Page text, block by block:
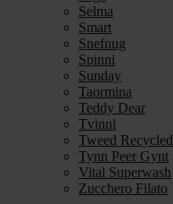
Selma
Smart
Snefnug
Spinni
Sunday
Taormina
Teddy Dear
Tvinni
Tweed Recycled
Tynn Peer Gynt
Vital Superwash
Zucchero Filato